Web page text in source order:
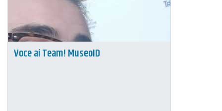
Voce ai Team! MuseoID